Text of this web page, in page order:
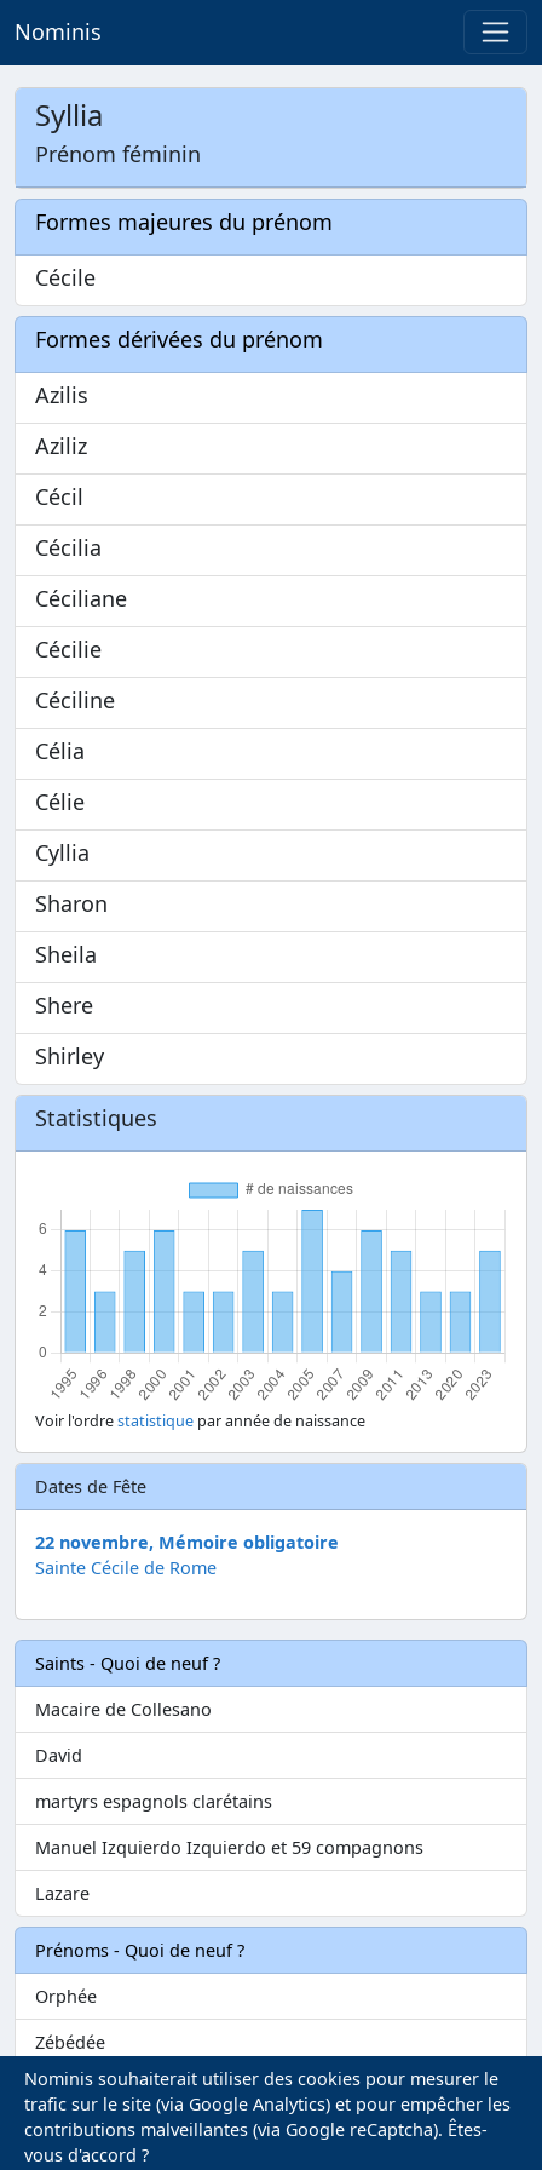
Nominis
Syllia
Prénom féminin
Formes majeures du prénom
Cécile
Formes dérivées du prénom
Azilis
Aziliz
Cécil
Cécilia
Céciliane
Cécilie
Céciline
Célia
Célie
Cyllia
Sharon
Sheila
Shere
Shirley
Statistiques
Voir l'ordrestatistique par année de naissance
Dates de Fête
22 novembre, Mémoire obligatoire
Sainte Cécile de Rome
Saints - Quoi de neuf ?
Macaire de Collesano
David
martyrs espagnols clarétains
Manuel Izquierdo Izquierdo et 59 compagnons
Lazare
Prénoms - Quoi de neuf ?
Orphée
Zébédée
Melvil
Matilin
Nominis souhaiterait utiliser des cookies pour mesurer le
trafic sur le site (via Google Analytics) et pour empêcher les
contributions malveillantes (via Google reCaptcha). Êtes-
vous d'accord ?